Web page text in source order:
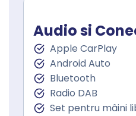
Audio si
Apple CarPlay
Android Auto
Bluetooth
Radio DAB
Set pentru mâini